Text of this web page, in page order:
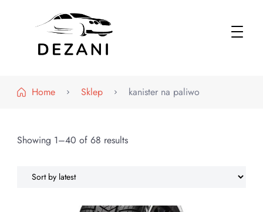
Home
Sklep kanister na paliwo
Showing 1–40 of 68 results